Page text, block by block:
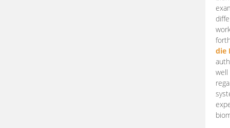
die
well